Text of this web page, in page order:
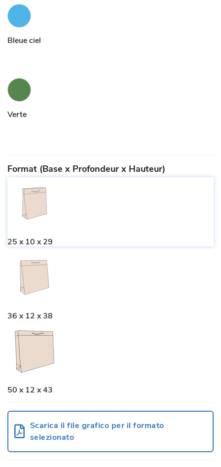
Bleue ciel
Verte
Format (Base x Profondeur x Hauteur)
25 x 10 x 29
36 x 12 x 38
50 x 12 x 43
Scarica il file grafico per il formato
selezionato